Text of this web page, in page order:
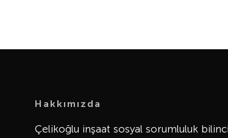
Hakkımızda
Çelikoğlu inşaat sosyal sorumluluk